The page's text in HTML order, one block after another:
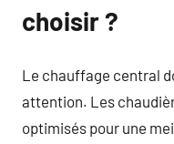
choisir ?
Le chauffage central
attention. Les
optimisés pour une